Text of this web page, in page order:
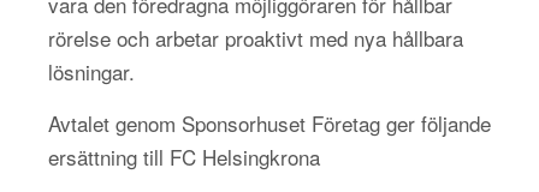
rörelse och arbetar proaktivt med nya hållbara
lösningar.
Avtalet genom Sponsorhuset Företag ger följande
ersättning till FC Helsingkrona